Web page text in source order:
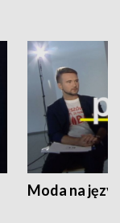
Moda na